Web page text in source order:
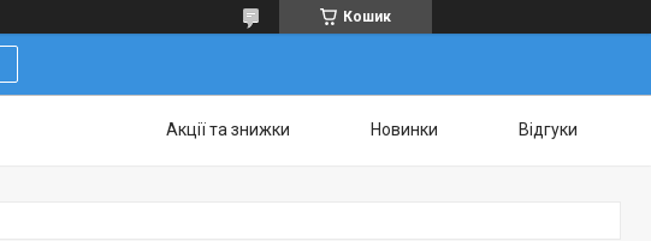
Кошик
Акції та знижки Новинки Відгуки